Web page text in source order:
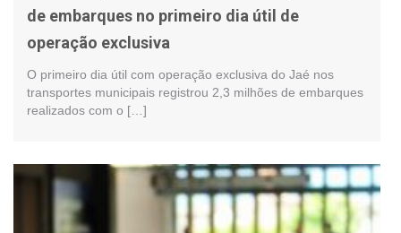
de embarques no primeiro dia útil de
operação exclusiva
O primeiro dia útil com operação exclusiva do Jaé nos
transportes municipais registrou 2,3 milhões de embarques
realizados com o […]